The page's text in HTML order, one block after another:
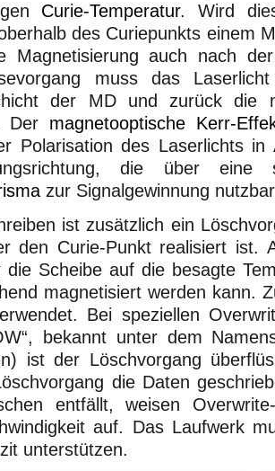
Curie-Temperatur. Wird
des Curiepunkts einem
Magnetisierung auch nach
muss das
der MD und zurück die
Der magnetooptische Kerr-
Polarisation des Laserlichts in
die über
zur Signalgewinnung
ist zusätzlich ein
den Curie-Punkt realisiert ist.
die Scheibe auf die besagte
magnetisiert werden kann.
Bei speziellen
bekannt unter dem
ist der Löschvorgang
die Daten
entfällt, weisen
auf. Das Laufwerk
unterstützen.